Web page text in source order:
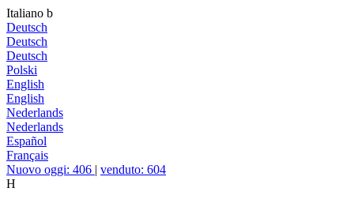
Italiano b
Deutsch
Deutsch
Deutsch
Polski
English
English
Nederlands
Nederlands
Español
Français
Nuovo oggi: 406 | venduto: 604
H